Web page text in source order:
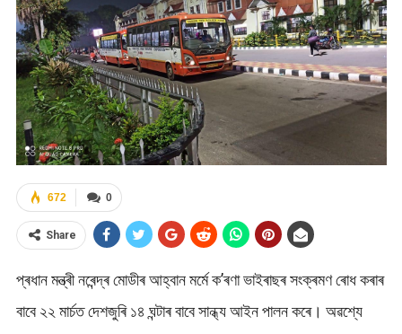
0
672
Share
প্ৰধান মন্ত্ৰী নৰেন্দ্ৰ মোডীৰ আহ্বান মৰ্মে ক’ৰণা ভাইৰাছৰ সংক্ৰমণ ৰোধ কৰাৰ
বাবে ২২ মাৰ্চত দেশজুৰি ১৪ ঘন্টাৰ বাবে সান্ধ্য আইন পালন কৰে। অৱশ্যে